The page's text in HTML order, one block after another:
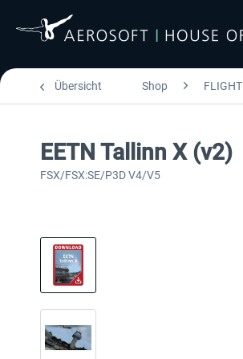
Übersicht Shop FLIGHT
EETN Tallinn X (v2)
FSX/FSX:SE/P3D V4/V5